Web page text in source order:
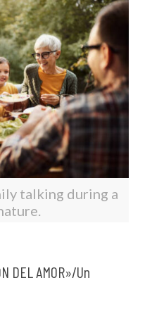
talking during a
DEL AMOR»/Un